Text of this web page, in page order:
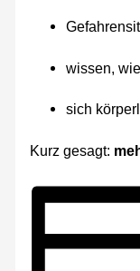
wissen,
sich
Kurz gesagt: